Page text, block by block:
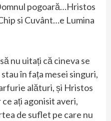
pogoară…Hristos
si Cuvânt…e Lumina
nu uitați că cineva se
în fața mesei singuri,
alături, și Hristos
ce ați agonisit averi,
de suflet pe care nu